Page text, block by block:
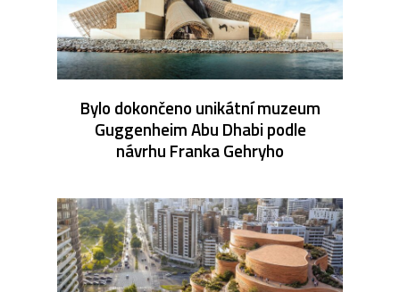
Bylo dokončeno unikátní muzeum
Guggenheim Abu Dhabi podle
návrhu Franka Gehryho